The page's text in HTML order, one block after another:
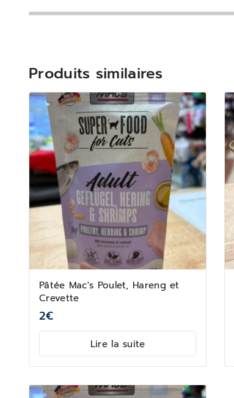
Produits similaires
Pâtée Mac's Poulet, Hareng et
Crevette
2€
Lire la suite